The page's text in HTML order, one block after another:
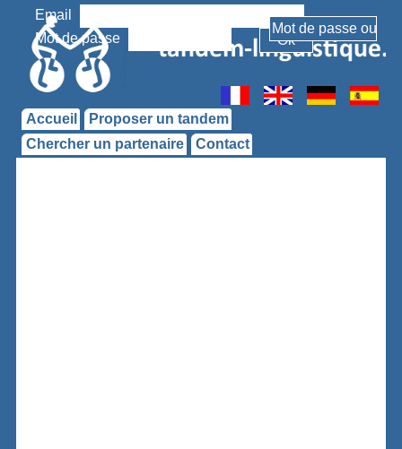
Email
Mot de passe
Accueil
Proposer un tandem
Chercher un partenaire
Contact